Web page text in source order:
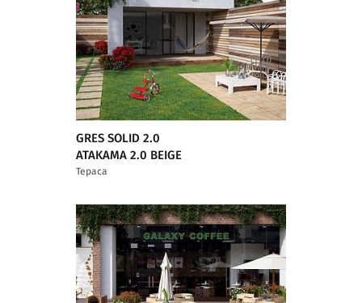
GRES SOLID 2.0
ATAKAMA 2.0 BEIGE
Тераса